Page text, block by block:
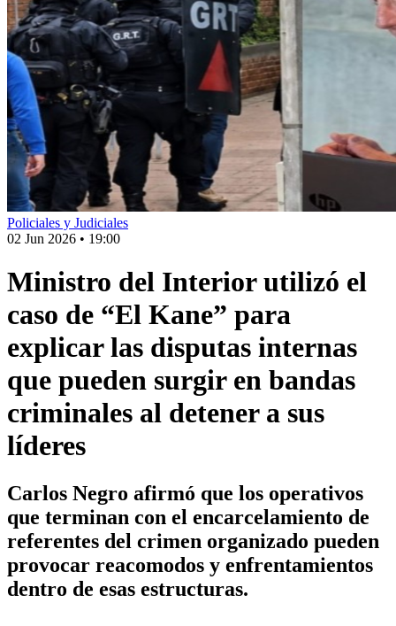
Policiales y Judiciales
02 Jun 2026 • 19:00
Ministro del Interior utilizó el
caso de “El Kane” para
explicar las disputas internas
que pueden surgir en bandas
criminales al detener a sus
líderes
Carlos Negro afirmó que los operativos
que terminan con el encarcelamiento de
referentes del crimen organizado pueden
provocar reacomodos y enfrentamientos
dentro de esas estructuras.